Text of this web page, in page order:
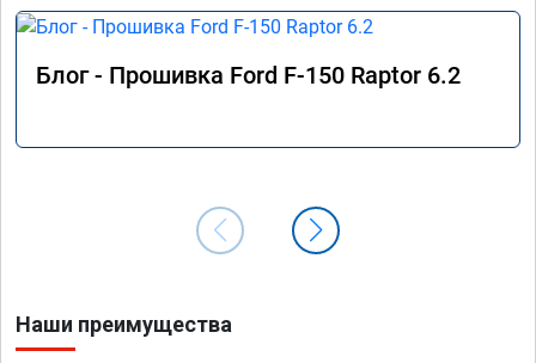
Блог - Прошивка Ford F-150 Raptor 6.2
Наши преимущества